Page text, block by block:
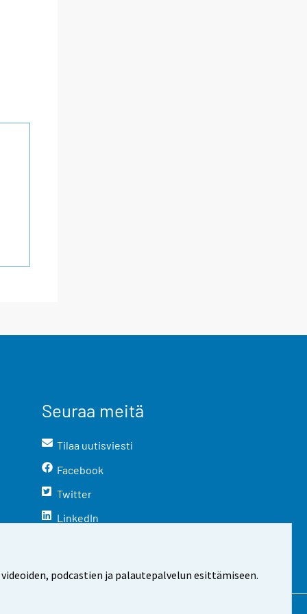
podcastien ja palautepalvelun esittämiseen.
Seuraa meitä
Tilaa uutisviesti
Facebook
Twitter
LinkedIn